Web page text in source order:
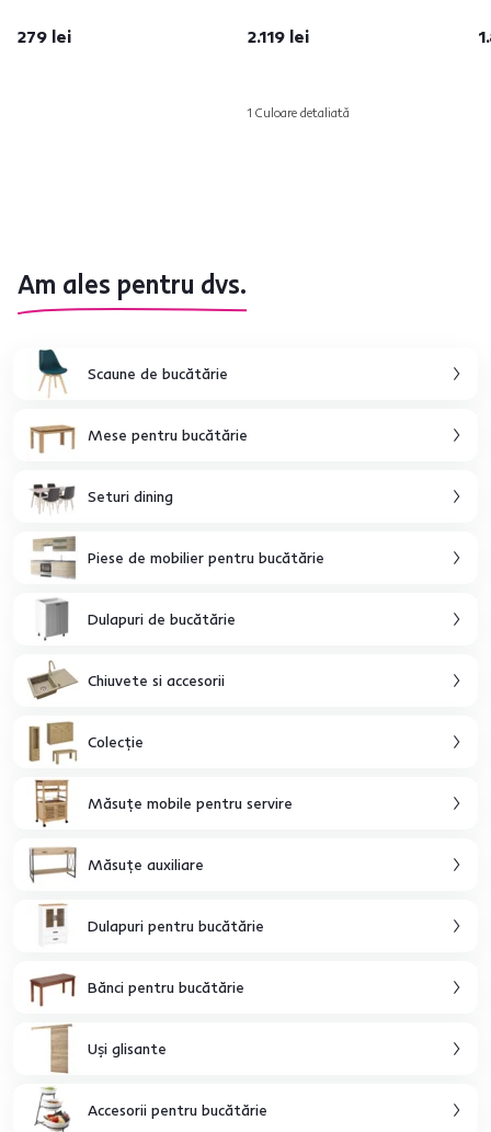
279 lei 2.119 lei
1 Culoare detaliată
Am ales pentru dvs.
Scaune de bucătărie
Mese pentru bucătărie
Seturi dining
Piese de mobilier pentru bucătărie
Dulapuri de bucătărie
Chiuvete si accesorii
Colecţie
Măsuţe mobile pentru servire
Măsuţe auxiliare
Dulapuri pentru bucătărie
Bănci pentru bucătărie
Uşi glisante
Accesorii pentru bucătărie